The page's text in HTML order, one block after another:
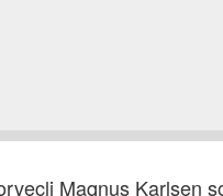
Maqnus Karlsen